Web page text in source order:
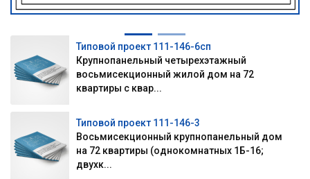
Типовой проект 111-146-6сп
Крупнопанельный четырехэтажный
восьмисекционный жилой дом на 72
квартиры с квар...
Типовой проект 111-146-3
Восьмисекционный крупнопанельный дом
на 72 квартиры (однокомнатных 1Б-16;
двухк...